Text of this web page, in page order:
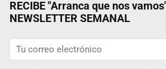
RECIBE "Arranca que nos
NEWSLETTER SEMANAL